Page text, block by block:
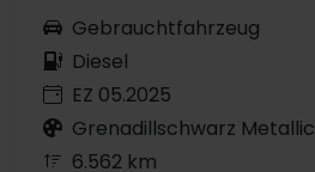
Gebrauchtfahrzeug
Diesel
EZ 05.2025
Grenadillschwarz Metallic
6.562 km